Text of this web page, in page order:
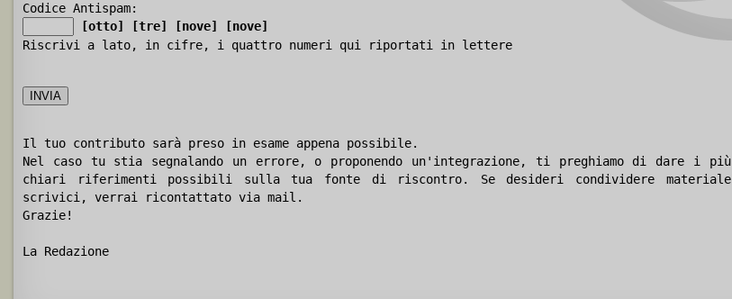
Codice Antispam:
[otto]
[tre] [nove]
[nove]
Riscrivi a lato, in cifre, i quattro numeri qui riportati in lettere
Il tuo contributo sarà preso in esame appena possibile.
Nel caso tu stia segnalando un errore, o proponendo un'integrazione, ti preghiamo di dare i più
chiari riferimenti possibili sulla tua fonte di riscontro. Se desideri condividere materiale
scrivici, verrai ricontattato via mail.
Grazie!
La Redazione